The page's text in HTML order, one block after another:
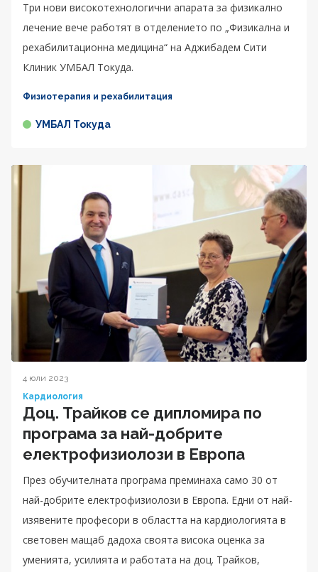
Три нови високотехнологични апарата за физикално
лечение вече работят в отделението по „Физикална и
рехабилитационна медицина“ на Аджибадем Сити
Клиник УМБАЛ Токуда.
Физиотерапия и рехабилитация
УМБАЛ Токуда
4 юли 2023
Кардиология
Доц. Трайков се дипломира по
програма за най-добрите
електрофизиолози в Европа
През обучителната програма преминаха само 30 от
най-добрите електрофизиолози в Европа. Едни от най-
изявените професори в областта на кардиологията в
световен мащаб дадоха своята висока оценка за
уменията, усилията и работата на доц. Трайков,